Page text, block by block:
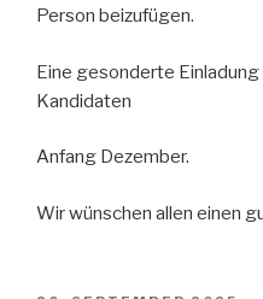
Person beizufügen.
Eine gesonderte
Kandidaten
Anfang Dezember.
Wir wünschen allen einen